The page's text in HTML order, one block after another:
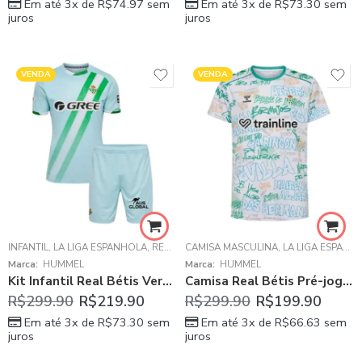
Em até 3x de R$74.97 sem
juros
Em até 3x de R$73.30 sem
juros
VENDA
INFANTIL, LA LIGA ESPANHOLA, REAL BÉTIS
Marca: HUMMEL
Kit Infantil Real Bétis Verde Claro 2025/26 Away Unissex
R$299.90 R$219.90
Em até 3x de R$73.30 sem
juros
VENDA
CAMISA MASCULINA, LA LIGA ESPANHOLA
Marca: HUMMEL
Camisa Real Bétis Pré-jogo 2025/26 Masculina
R$299.90 R$199.90
Em até 3x de R$66.63 sem
juros